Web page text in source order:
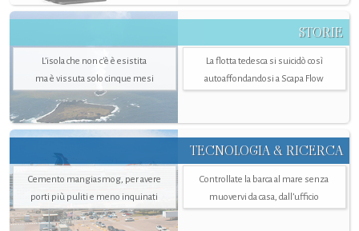
STORIE
L’isola che non c'è è esistita
ma è vissuta solo cinque mesi
La flotta tedesca si suicidò così
autoaffondandosi a Scapa Flow
TECNOLOGIA & RICERCA
Cemento mangiasmog, per avere
porti più puliti e meno inquinati
Controllate la barca al mare senza
muovervi da casa, dall’ufficio